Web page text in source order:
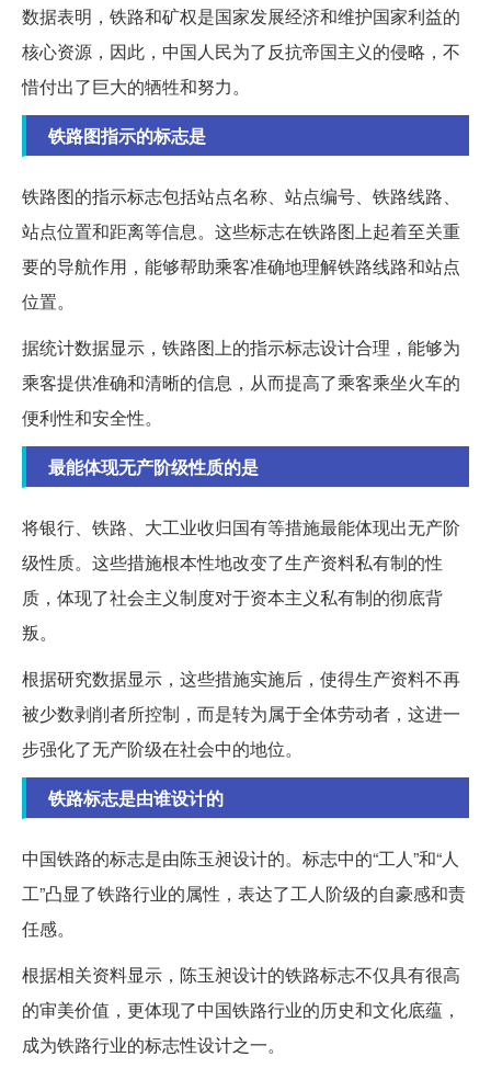
数据表明，铁路和矿权是国家发展经济和维护国家利益的
核心资源，因此，中国人民为了反抗帝国主义的侵略，不
惜付出了巨大的牺牲和努力。
铁路图指示的标志是
铁路图的指示标志包括站点名称、站点编号、铁路线路、
站点位置和距离等信息。这些标志在铁路图上起着至关重
要的导航作用，能够帮助乘客准确地理解铁路线路和站点
位置。
据统计数据显示，铁路图上的指示标志设计合理，能够为
乘客提供准确和清晰的信息，从而提高了乘客乘坐火车的
便利性和安全性。
最能体现无产阶级性质的是
将银行、铁路、大工业收归国有等措施最能体现出无产阶
级性质。这些措施根本性地改变了生产资料私有制的性
质，体现了社会主义制度对于资本主义私有制的彻底背
叛。
根据研究数据显示，这些措施实施后，使得生产资料不再
被少数剥削者所控制，而是转为属于全体劳动者，这进一
步强化了无产阶级在社会中的地位。
铁路标志是由谁设计的
中国铁路的标志是由陈玉昶设计的。标志中的“工人”和“人
工”凸显了铁路行业的属性，表达了工人阶级的自豪感和责
任感。
根据相关资料显示，陈玉昶设计的铁路标志不仅具有很高
的审美价值，更体现了中国铁路行业的历史和文化底蕴，
成为铁路行业的标志性设计之一。